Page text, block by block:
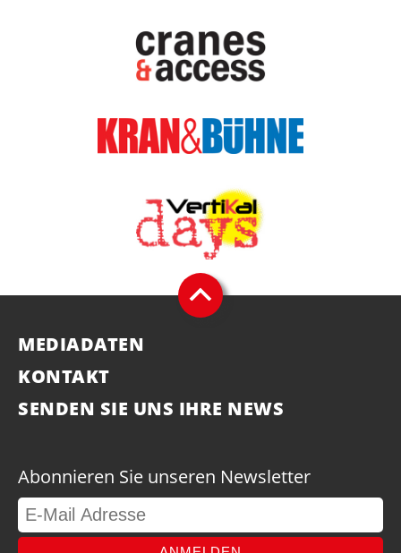
MEDIADATEN
KONTAKT
SENDEN SIE UNS IHRE NEWS
Abonnieren Sie unseren Newsletter